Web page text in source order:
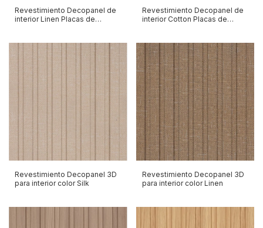
Revestimiento Decopanel de
interior Linen Placas de
Revestimiento Decopanel de
interior Cotton Placas de
Revestimiento Decopanel 3D
para interior color Silk
Revestimiento Decopanel 3D
para interior color Linen